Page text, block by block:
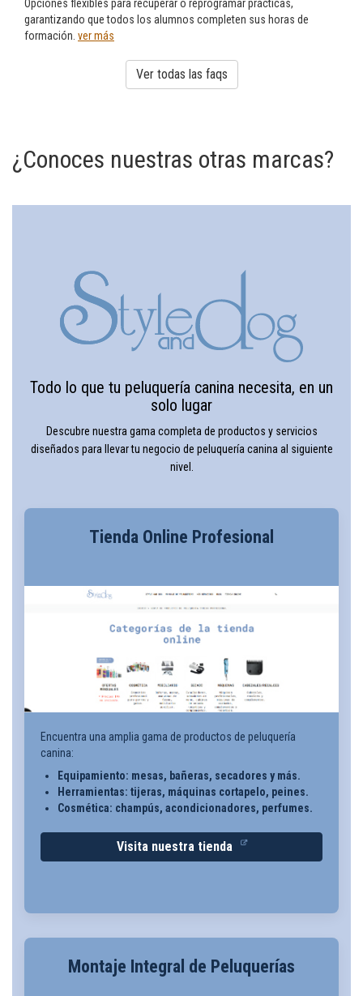
Opciones flexibles para recuperar o reprogramar prácticas,
garantizando que todos los alumnos completen sus horas de
formación. ver más
Ver todas las faqs
¿Conoces nuestras otras marcas?
Todo lo que tu peluquería canina necesita, en un
solo lugar
Descubre nuestra gama completa de productos y servicios
diseñados para llevar tu negocio de peluquería canina al siguiente
nivel.
Tienda Online Profesional
Encuentra una amplia gama de productos de peluquería
canina:
Equipamiento: mesas, bañeras, secadores y más.
Herramientas: tijeras, máquinas cortapelo, peines.
Cosmética: champús, acondicionadores, perfumes.
Visita nuestra tienda
Montaje Integral de Peluquerías